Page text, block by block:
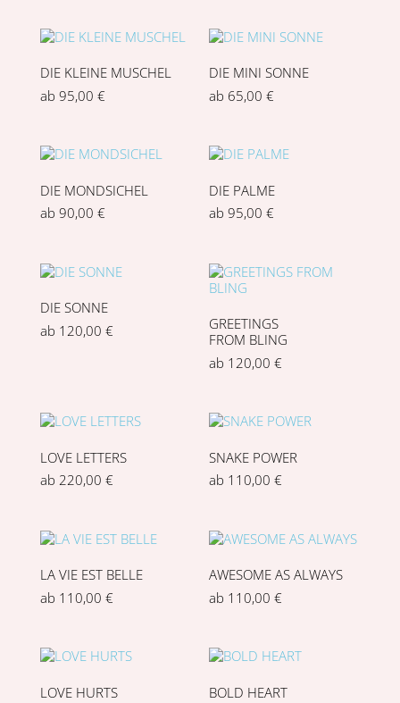
DIE KLEINE MUSCHEL
ab 95,00 €
DIE MINI SONNE
ab 65,00 €
DIE MONDSICHEL
ab 90,00 €
DIE PALME
ab 95,00 €
DIE SONNE
ab 120,00 €
GREETINGS
FROM BLING
ab 120,00 €
LOVE LETTERS
ab 220,00 €
SNAKE POWER
ab 110,00 €
LA VIE EST BELLE
ab 110,00 €
AWESOME AS ALWAYS
ab 110,00 €
LOVE HURTS BOLD HEART